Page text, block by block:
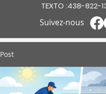
TEXTO :438-822-
Suivez-nous
Post